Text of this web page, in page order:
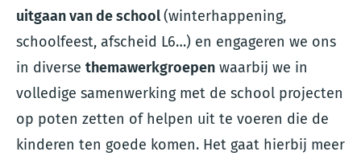
uitgaan van de school(winterhappening,
schoolfeest, afscheid L6…) en engageren we ons
in diverse themawerkgroepen waarbij we in
volledige samenwerking met de school projecten
op poten zetten of helpen uit te voeren die de
kinderen ten goede komen. Het gaat hierbij meer